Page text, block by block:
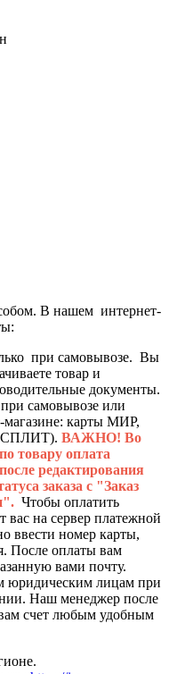
В нашем интернет-
при самовывозе. Вы
товар и
документы.
самовывозе или
магазине: карты МИР,
СПЛИТ). ВАЖНО! Во
товару оплата
редактирования
заказа с "Заказ
Чтобы оплатить
вас на сервер платежной
ввести номер карты,
После оплаты вам
вами почту.
юридическим лицам при
Наш менеджер после
вам счет любым удобным